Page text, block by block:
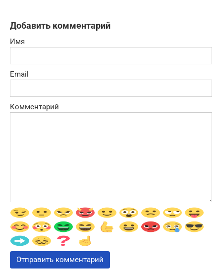
Добавить комментарий
Имя
Email
Комментарий